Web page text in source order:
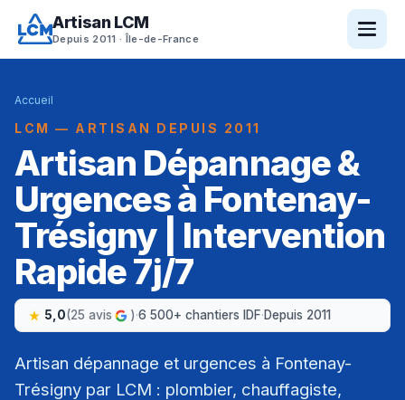
Artisan LCM
Depuis 2011 · Île-de-France
Accueil
LCM — ARTISAN DEPUIS 2011
Artisan Dépannage &
Urgences à Fontenay-
Trésigny | Intervention
Rapide 7j/7
5,0(25 avis )·6 500+ chantiers IDF·Depuis 2011
Artisan dépannage et urgences à Fontenay-
Trésigny par LCM : plombier, chauffagiste,